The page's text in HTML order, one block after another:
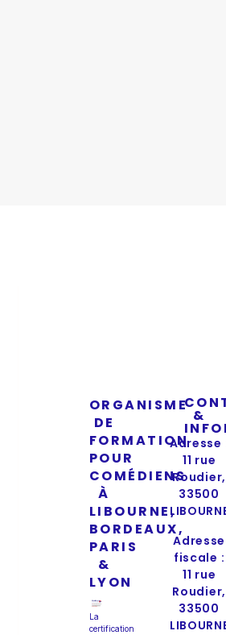
ORGANISME
DE
FORMATION
POUR
COMÉDIENS
À
LIBOURNE,
BORDEAUX,
PARIS
&
LYON
La
certification
&
Adresse
11 rue
Roudier,
33500
Adresse
fiscale :
11 rue
Roudier,
33500